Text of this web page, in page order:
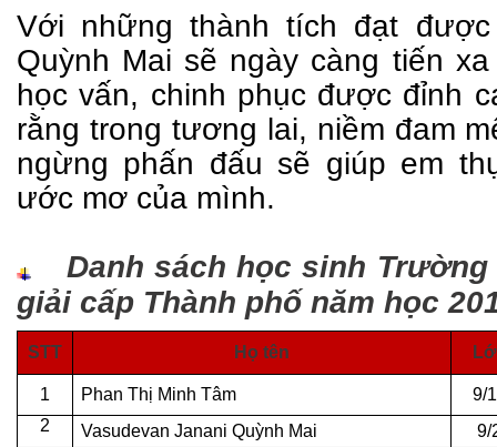
Với những thành tích đạt
Quỳnh Mai sẽ ngày càng tiến
học vấn, chinh phục được đỉnh
rằng trong tương lai, niềm đam
ngừng phấn đấu sẽ giúp em
ước mơ của mình.
Danh sách học sinh
giải cấp Thành phố năm học
STT Họ tên
1 Phan Thị Minh Tâm
9/
2
Vasudevan Janani Quỳnh Mai
9/